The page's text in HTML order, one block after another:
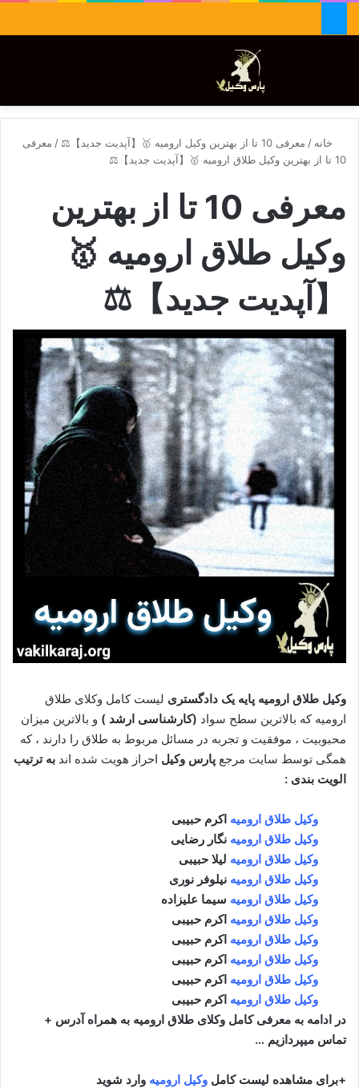
تغییر پوسته
خانه / معرفی 10 تا از بهترین وکیل ارومیه 🥇【آپدیت جدید】⚖️ / معرفی
10 تا از بهترین وکیل طلاق ارومیه 🥇【آپدیت جدید】⚖️
معرفی 10 تا از بهترین
وکیل طلاق ارومیه 🥇
【آپدیت جدید】⚖️
وکیل طلاق ارومیه پایه یک دادگستری لیست کامل وکلای طلاق
ارومیه که بالاترین سطح سواد (کارشناسی ارشد ) و بالاترین میزان
محبوبیت ، موفقیت و تجربه در مسائل مربوط به طلاق را دارند ، که
همگی توسط سایت مرجع پارس وکیل احراز هویت شده اند به ترتیب
الویت بندی :
وکیل طلاق ارومیه اکرم حبیبی
وکیل طلاق ارومیه نگار رضایی
وکیل طلاق ارومیه لیلا حبیبی
وکیل طلاق ارومیه نیلوفر نوری
وکیل طلاق ارومیه سیما علیزاده
وکیل طلاق ارومیه اکرم حبیبی
وکیل طلاق ارومیه اکرم حبیبی
وکیل طلاق ارومیه اکرم حبیبی
وکیل طلاق ارومیه اکرم حبیبی
وکیل طلاق ارومیه اکرم حبیبی
در ادامه به معرفی کامل وکلای طلاق ارومیه به همراه آدرس +
تماس میپردازیم …
+برای مشاهده لیست کامل وکیل ارومیه وارد شوید